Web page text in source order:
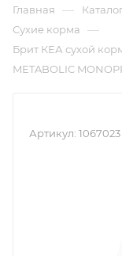
Главная —
Сухие корма —
Брит КЕА сухой
METABOLIC
Артикул: 1067023